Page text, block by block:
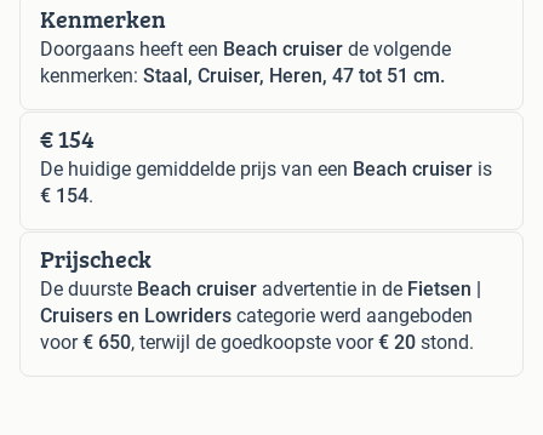
Kenmerken
Doorgaans heeft een Beach cruiser de volgende
kenmerken: Staal, Cruiser, Heren, 47 tot 51 cm.
€ 154
De huidige gemiddelde prijs van een Beach cruiser is
€ 154.
Prijscheck
De duurste Beach cruiser advertentie in de Fietsen |
Cruisers en Lowriders categorie werd aangeboden
voor€ 650, terwijl de goedkoopste voor€ 20 stond.